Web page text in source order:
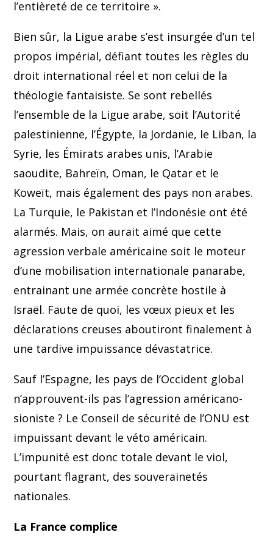
l’entièreté de ce territoire ».
Bien sûr, la Ligue arabe s’est insurgée d’un tel
propos impérial, défiant toutes les règles du
droit international réel et non celui de la
théologie fantaisiste. Se sont rebellés
l’ensemble de la Ligue arabe, soit l’Autorité
palestinienne, l’Égypte, la Jordanie, le Liban, la
Syrie, les Émirats arabes unis, l’Arabie
saoudite, Bahreïn, Oman, le Qatar et le
Koweït, mais également des pays non arabes.
La Turquie, le Pakistan et l’Indonésie ont été
alarmés. Mais, on aurait aimé que cette
agression verbale américaine soit le moteur
d’une mobilisation internationale panarabe,
entrainant une armée concrète hostile à
Israël. Faute de quoi, les vœux pieux et les
déclarations creuses aboutiront finalement à
une tardive impuissance dévastatrice.
Sauf l’Espagne, les pays de l’Occident global
n’approuvent-ils pas l’agression américano-
sioniste ? Le Conseil de sécurité de l’ONU est
impuissant devant le véto américain.
L’impunité est donc totale devant le viol,
pourtant flagrant, des souverainetés
nationales.
La France complice